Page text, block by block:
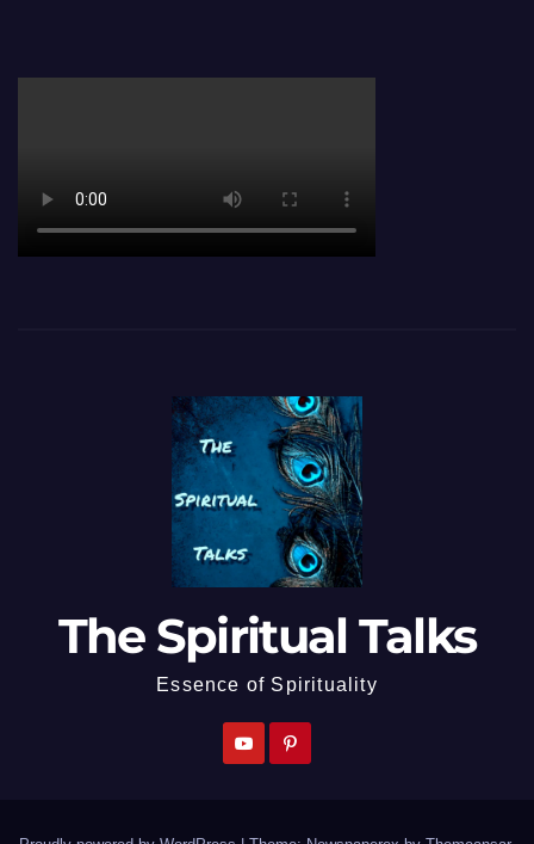
The Spiritual Talks
Essence of Spirituality